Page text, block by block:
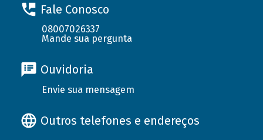
Fale Conosco
08007026337
Mande sua pergunta
Ouvidoria
Envie sua mensagem
Outros telefones e endereços